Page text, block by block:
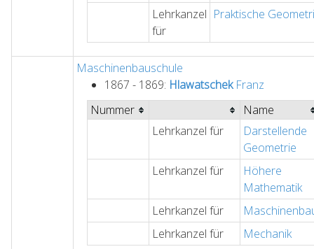
Lehrkanzel
für
Praktische
Maschinenbauschule
1867 - 1869: HlawatschekFranz
Nummer
Name
Lehrkanzel für
Darstellende
Geometrie
Lehrkanzel für
Höhere
Mathematik
Lehrkanzel für
Lehrkanzel für
Mechanik